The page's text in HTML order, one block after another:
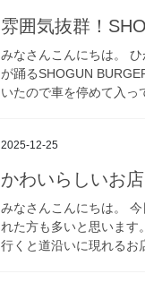
雰囲気抜群！
みなさんこんにちは。
が踊るSHOGUN
いたので車を停めて入
2025-12-25
かわいらしいお
みなさんこんにちは。
れた方も多いと思います
行くと道沿いに現れる